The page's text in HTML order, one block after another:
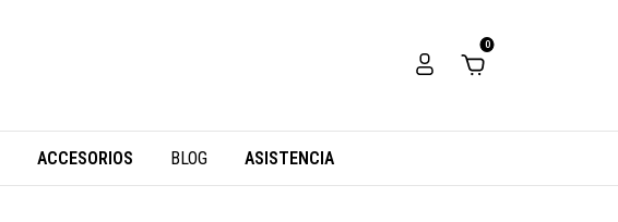
0
ACCESORIOS BLOG ASISTENCIA